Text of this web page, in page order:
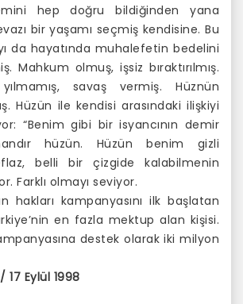
hep doğru bildiğinden yana
bir yaşamı seçmiş kendisine. Bu
da hayatında muhalefetin bedelini
Mahkum olmuş, işsiz bıraktırılmış.
savaş vermiş. Hüznün
Hüzün ile kendisi arasındaki ilişkiyi
“Benim gibi bir isyancının demir
hüzün. Hüzün benim gizli
belli bir çizgide kalabilmenin
Farklı olmayı seviyor.
hakları kampanyasını ilk başlatan
en fazla mektup alan kişisi.
destek olarak iki milyon
Eylül 1998